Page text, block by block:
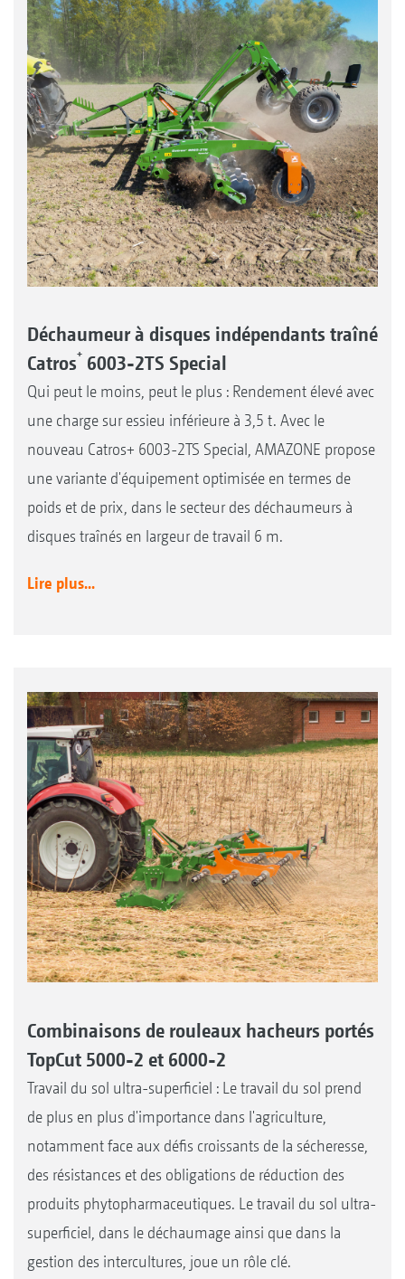
Déchaumeur à disques indépendants traîné
Catros+ 6003-2TS Special
Qui peut le moins, peut le plus : Rendement élevé avec
une charge sur essieu inférieure à 3,5 t. Avec le
nouveau Catros+ 6003-2TS Special, AMAZONE propose
une variante d'équipement optimisée en termes de
poids et de prix, dans le secteur des déchaumeurs à
disques traînés en largeur de travail 6 m.
Lire plus...
Combinaisons de rouleaux hacheurs portés
TopCut 5000-2 et 6000-2
Travail du sol ultra-superficiel : Le travail du sol prend
de plus en plus d'importance dans l'agriculture,
notamment face aux défis croissants de la sécheresse,
des résistances et des obligations de réduction des
produits phytopharmaceutiques. Le travail du sol ultra-
superficiel, dans le déchaumage ainsi que dans la
gestion des intercultures, joue un rôle clé.